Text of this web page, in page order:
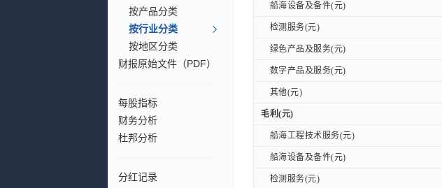
按产品分类
按行业分类
按地区分类
财报原始文件（PDF）
每股指标
财务分析
杜邦分析
分红记录
船海设备及备件(元)
检测服务(元)
绿色产品及服务(元)
数字产品及服务(元)
其他(元)
毛利(元)
船海工程技术服务(元)
船海设备及备件(元)
检测服务(元)
船海设备及备件(元)
检测服务(元)
绿色产品及服务(元)
数字产品及服务(元)
其他(元)
毛利(元)
船海工程技术服务(元)
船海设备及备件(元)
检测服务(元)